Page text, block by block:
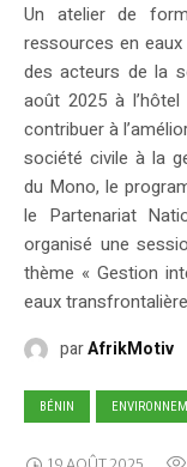
Un atelier de
ressources en
des acteurs de la
août 2025 à
contribuer à
société civile à la
du Mono, le
le Partenariat
organisé une
thème « Gestion
eaux
parAfrikMotiv
BÉNIN